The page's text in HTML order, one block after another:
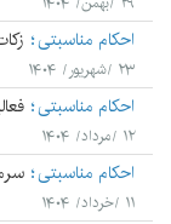
احکام مناسبتی
۲۳ /شهریور/ ۱۴۰۴
احکام مناسبتی
۱۲ /مرداد/ ۱۴۰۴
احکام مناسبتی
۱۱ /خرداد/ ۱۴۰۴